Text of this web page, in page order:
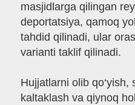
masjidlarga qilingan
deportatsiya, qamoq
tahdid qilinadi, ular
varianti taklif qilinadi.
Hujjatlarni olib qo‘yish,
kaltaklash va qiynoq